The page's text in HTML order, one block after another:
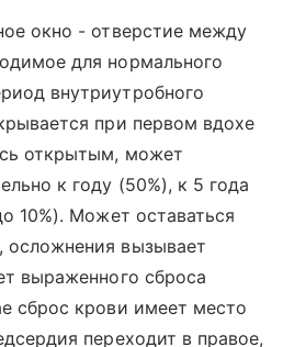
окно - отверстие между
для нормального
внутриутробного
при первом вдохе
открытым, может
к году (50%), к 5 года
10%). Может оставаться
вызывает
выраженного сброса
сброс крови имеет место
переходит в правое,